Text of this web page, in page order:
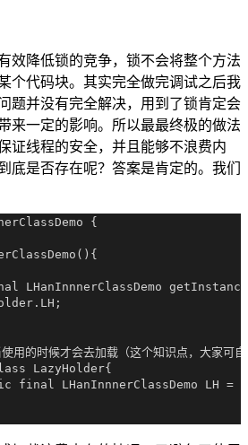
效降低锁的竞争，锁不会将整个方法
个代码块。其实完全做完调试之后我
题并没有完全解决，用到了锁肯定会
来一定的影响。所以最最终极的做法
证线程的安全，并且能够不浪费内
底是否存在呢？答案是肯定的。我们
{
LHanInnnerClassDemo
用的时候才会去加载（这个知识点，大家可
LazyHolder{
final LHanInnnerClassDemo LH =